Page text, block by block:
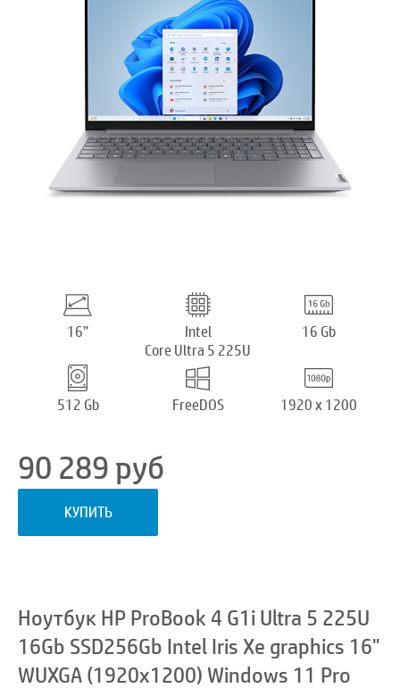
16”
Intel
Core Ultra 5 225U
16 Gb
512 Gb FreeDOS 1920 x 1200
90 289руб
КУПИТЬ
Ноутбук HP ProBook 4 G1i Ultra 5 225U
16Gb SSD256Gb Intel Iris Xe graphics 16"
WUXGA (1920x1200) Windows 11 Pro